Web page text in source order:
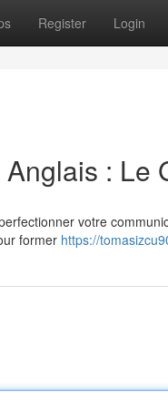
Register Login
: Le
votre
former https://